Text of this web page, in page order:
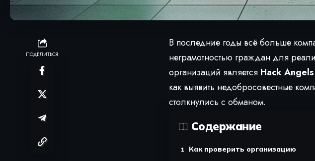
ПОДЕЛИТЬСЯ
В последние годы всё больше
неграмотностью граждан для
организаций является Hack
как выявить недобросовестные
столкнулись с обманом.
Содержание
Как проверить организацию